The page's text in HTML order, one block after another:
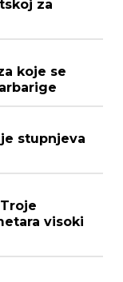
za
koje se
stupnjeva
visoki